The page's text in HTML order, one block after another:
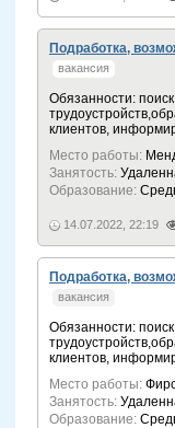
Подработка,
вакансия
Обязанности:
клиентов,
Место работы:
Занятость:
Образование:
14.07.2022, 22:19
Подработка,
вакансия
Обязанности:
клиентов,
Место работы:
Занятость:
Образование: